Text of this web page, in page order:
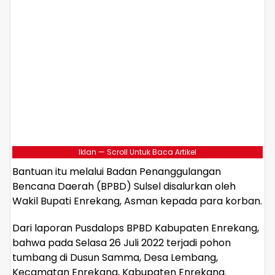
Iklan — Scroll Untuk Baca Artikel
Bantuan itu melalui Badan Penanggulangan
Bencana Daerah (BPBD) Sulsel disalurkan oleh
Wakil Bupati Enrekang, Asman kepada para korban.
Dari laporan Pusdalops BPBD Kabupaten Enrekang,
bahwa pada Selasa 26 Juli 2022 terjadi pohon
tumbang di Dusun Samma, Desa Lembang,